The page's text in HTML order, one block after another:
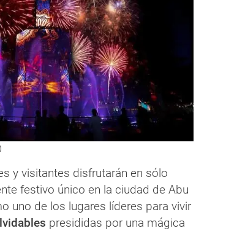
y visitantes disfrutarán en sólo
festivo único en la ciudad de Abu
uno de los lugares líderes para vivir
presididas por una mágica